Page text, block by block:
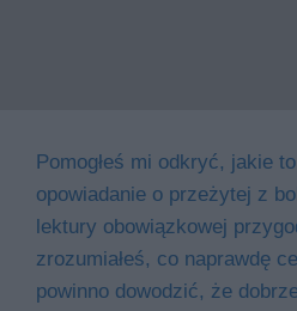
Pomogłeś mi odkryć, jakie
opowiadanie o przeżytej z
lektury obowiązkowej
zrozumiałeś, co naprawdę
powinno dowodzić, że